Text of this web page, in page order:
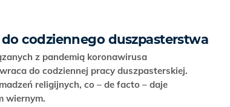
codziennego duszpasterstwa
z pandemią koronawirusa
do codziennej pracy duszpasterskiej.
religijnych, co – de facto – daje
wiernym.